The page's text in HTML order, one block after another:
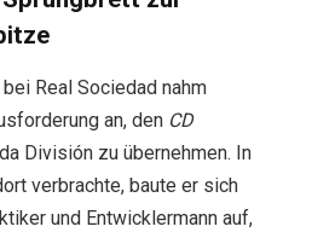
Real Sociedad nahm
an, den CD
División zu übernehmen. In
verbrachte, baute er sich
und Entwicklermann auf,